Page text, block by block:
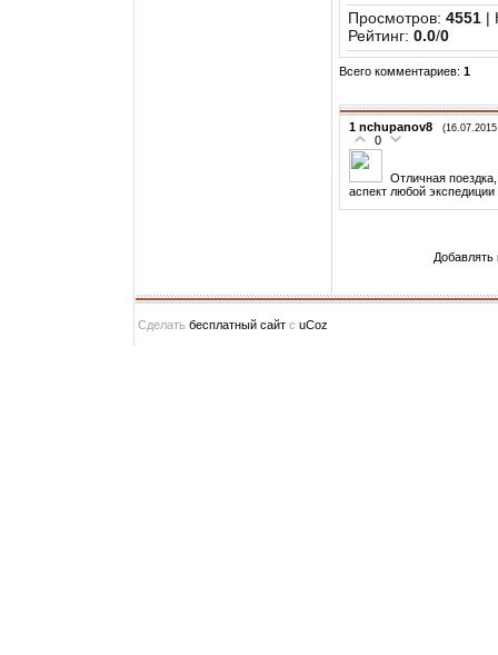
Просмотров: 4551 |
Рейтинг: 0.0/0
Всего комментариев: 1
1 nchupanov8
0
Отличная
аспект любой
Добавлять
Сделать бесплатный сайт с uCoz